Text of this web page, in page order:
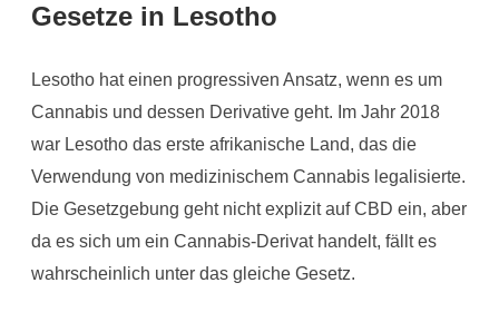
Gesetze in Lesotho
Lesotho hat einen progressiven Ansatz, wenn es um
Cannabis und dessen Derivative geht. Im Jahr 2018
war Lesotho das erste afrikanische Land, das die
Verwendung von medizinischem Cannabis legalisierte.
Die Gesetzgebung geht nicht explizit auf CBD ein, aber
da es sich um ein Cannabis-Derivat handelt, fällt es
wahrscheinlich unter das gleiche Gesetz.